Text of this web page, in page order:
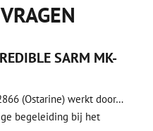
SARM MK-
(Ostarine) werkt door…
begeleiding bij het